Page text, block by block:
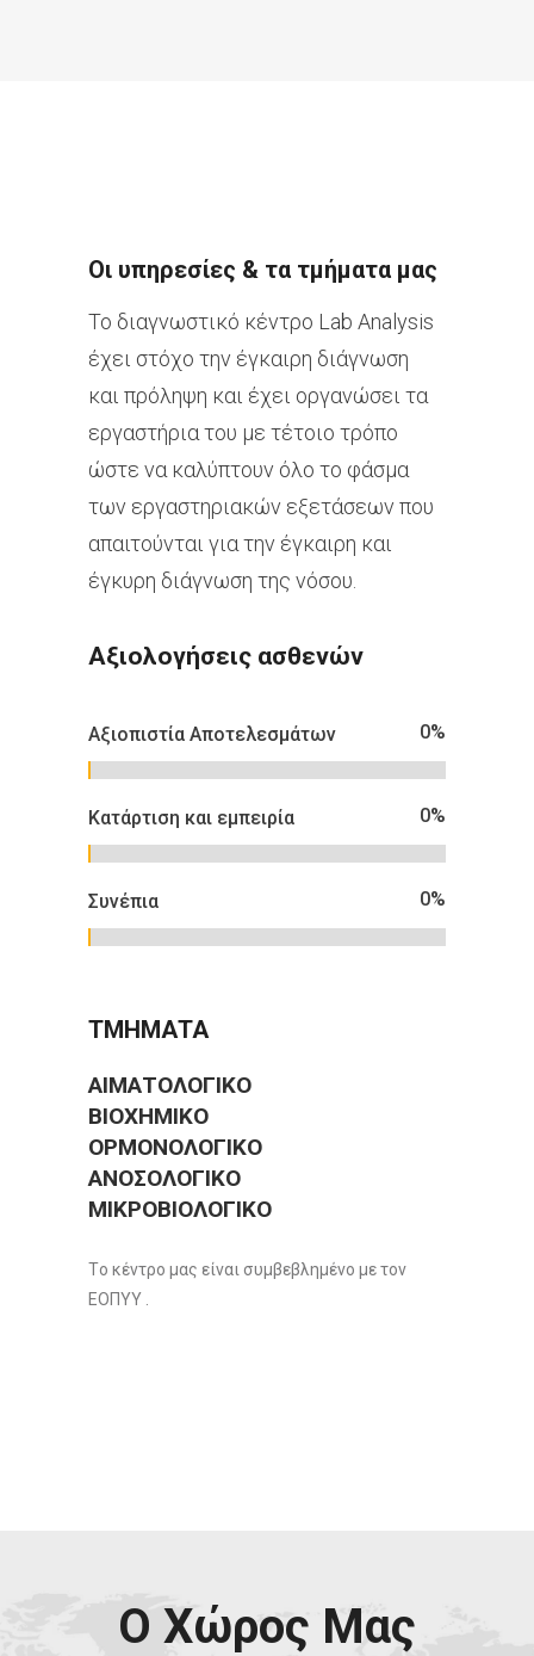
Οι υπηρεσίες & τα τμήματα μας
Το διαγνωστικό κέντρο Lab Analysis
έχει στόχο την έγκαιρη διάγνωση
και πρόληψη και έχει οργανώσει τα
εργαστήρια του με τέτοιο τρόπο
ώστε να καλύπτουν όλο το φάσμα
των εργαστηριακών εξετάσεων που
απαιτούνται για την έγκαιρη και
έγκυρη διάγνωση της νόσου.
Αξιολογήσεις ασθενών
Αξιοπιστία Αποτελεσμάτων 0%
Κατάρτιση και εμπειρία 0%
Συνέπια 0%
ΤΜΗΜΑΤΑ
ΑΙΜΑΤΟΛΟΓΙΚΟ
ΒΙΟΧΗΜΙΚΟ
ΟΡΜΟΝΟΛΟΓΙΚΟ
ΑΝΟΣΟΛΟΓΙΚΟ
ΜΙΚΡΟΒΙΟΛΟΓΙΚΟ
Τo κέντρο μας είναι συμβεβλημένο με τον
ΕΟΠΥΥ .
Ο Χώρος Μας